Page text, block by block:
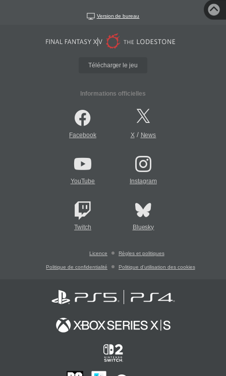
Version de bureau
Télécharger le jeu
Informations officielles
Facebook X/ News
YouTube Instagram
Twitch Bluesky
Licence Règles et politiques
Politique de confidentialité Politique d'utilisation des cookies